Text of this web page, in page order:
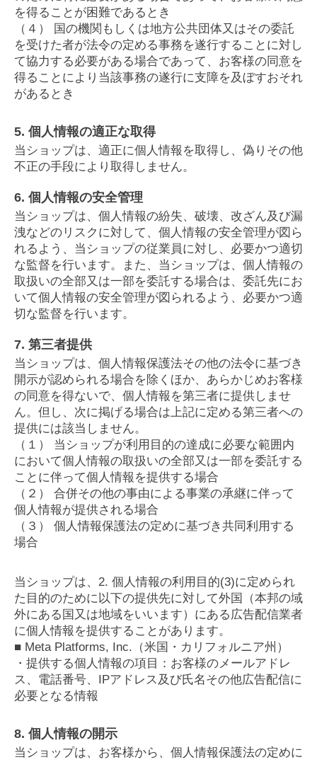
を得ることが困難であるとき
（４） 国の機関もしくは地方公共団体又はその委託
を受けた者が法令の定める事務を遂行することに対し
て協力する必要がある場合であって、お客様の同意を
得ることにより当該事務の遂行に支障を及ぼすおそれ
があるとき
5. 個人情報の適正な取得
当ショップは、適正に個人情報を取得し、偽りその他
不正の手段により取得しません。
6. 個人情報の安全管理
当ショップは、個人情報の紛失、破壊、改ざん及び漏
洩などのリスクに対して、個人情報の安全管理が図ら
れるよう、当ショップの従業員に対し、必要かつ適切
な監督を行います。また、当ショップは、個人情報の
取扱いの全部又は一部を委託する場合は、委託先にお
いて個人情報の安全管理が図られるよう、必要かつ適
切な監督を行います。
7. 第三者提供
当ショップは、個人情報保護法その他の法令に基づき
開示が認められる場合を除くほか、あらかじめお客様
の同意を得ないで、個人情報を第三者に提供しませ
ん。但し、次に掲げる場合は上記に定める第三者への
提供には該当しません。
（１） 当ショップが利用目的の達成に必要な範囲内
において個人情報の取扱いの全部又は一部を委託する
ことに伴って個人情報を提供する場合
（２） 合併その他の事由による事業の承継に伴って
個人情報が提供される場合
（３） 個人情報保護法の定めに基づき共同利用する
場合
当ショップは、2. 個人情報の利用目的(3)に定められ
た目的のために以下の提供先に対して外国（本邦の域
外にある国又は地域をいいます）にある広告配信業者
に個人情報を提供することがあります。
■ Meta Platforms, Inc.（米国・カリフォルニア州）
・提供する個人情報の項目：お客様のメールアドレ
ス、電話番号、IPアドレス及び氏名その他広告配信に
必要となる情報
8. 個人情報の開示
当ショップは、お客様から、個人情報保護法の定めに